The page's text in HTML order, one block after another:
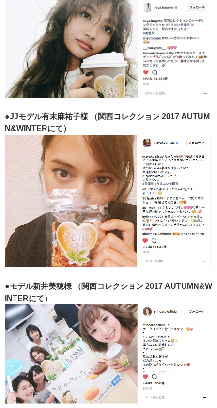
●JJモデル有末麻祐子様
（関西コレクション 2017 AUTUM
N&WINTERにて）
●モデル新井美穂様
（関西コレクション 2017 AUTUMN&W
INTERにて）